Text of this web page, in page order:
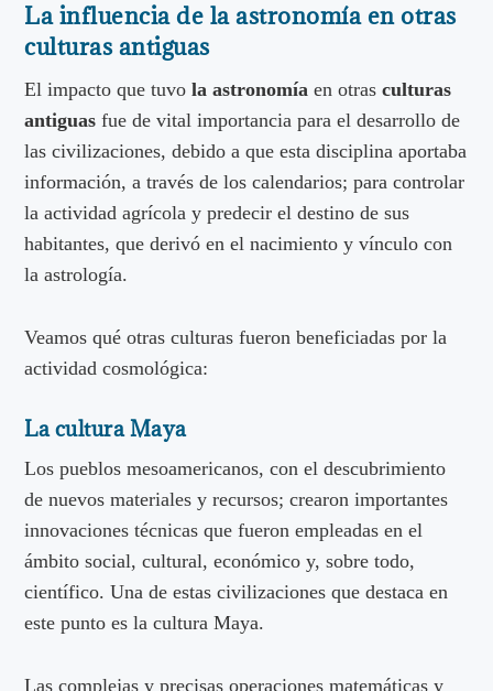
La influencia de la astronomía en otras
culturas antiguas
El impacto que tuvola astronomía en otrasculturas
antiguasfue de vital importancia para el desarrollo de
las civilizaciones, debido a que esta disciplina aportaba
información, a través de los calendarios; para controlar
la actividad agrícola y predecir el destino de sus
habitantes, que derivó en el nacimiento y vínculo con
la astrología.
Veamos qué otras culturas fueron beneficiadas por la
actividad cosmológica:
La cultura Maya
Los pueblos mesoamericanos, con el descubrimiento
de nuevos materiales y recursos; crearon importantes
innovaciones técnicas que fueron empleadas en el
ámbito social, cultural, económico y, sobre todo,
científico. Una de estas civilizaciones que destaca en
este punto es la cultura Maya.
Las complejas y precisas operaciones matemáticas y